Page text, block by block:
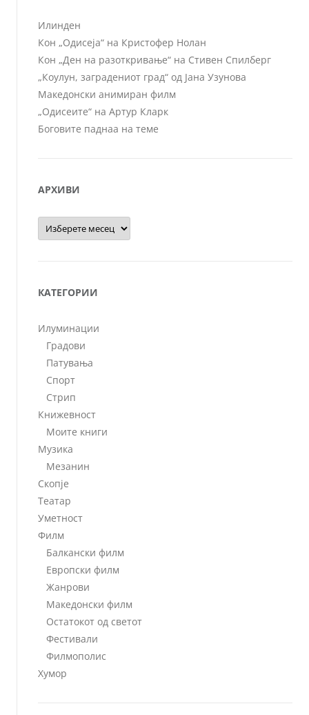
Илинден
Кон „Одисеја“ на Кристофер Нолан
Кон „Ден на разоткривање“ на Стивен Спилберг
„Коулун, заградениот град“ од Јана Узунова
Македонски анимиран филм
„Одисеите“ на Артур Кларк
Боговите паднаа на теме
АРХИВИ
Архиви
КАТЕГОРИИ
Илуминации
Градови
Патувања
Спорт
Стрип
Книжевност
Моите книги
Музика
Мезанин
Скопје
Театар
Уметност
Филм
Балкански филм
Европски филм
Жанрови
Македонски филм
Остатокот од светот
Фестивали
Филмополис
Хумор